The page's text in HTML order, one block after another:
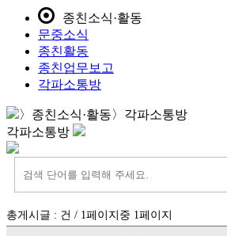
종친소식·활동
문중소식
종친활동
종친업무보고
각파소통방
〉 종친소식·활동〉 각파소통방
각파소통방
총게시글 : 건 / 1페이지중 1페이지